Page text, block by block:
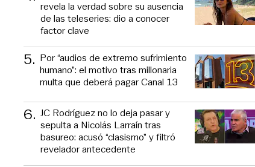
revela la verdad sobre su ausencia
de las teleseries: dio a conocer
factor clave
5. Por “audios de extremo sufrimiento
humano”: el motivo tras millonaria
multa que deberá pagar Canal 13
6. JC Rodríguez no lo deja pasar y
sepulta a Nicolás Larraín tras
basureo: acusó “clasismo” y filtró
revelador antecedente